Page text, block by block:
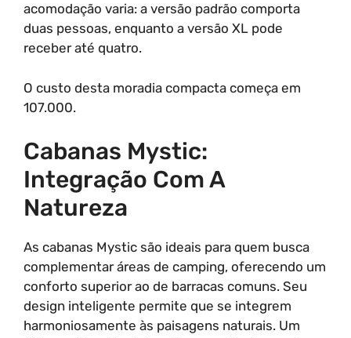
acomodação varia: a versão padrão comporta
duas pessoas, enquanto a versão XL pode
receber até quatro.
O custo desta moradia compacta começa em
107.000.
Cabanas Mystic:
Integração Com A
Natureza
As cabanas Mystic são ideais para quem busca
complementar áreas de camping, oferecendo um
conforto superior ao de barracas comuns. Seu
design inteligente permite que se integrem
harmoniosamente às paisagens naturais. Um